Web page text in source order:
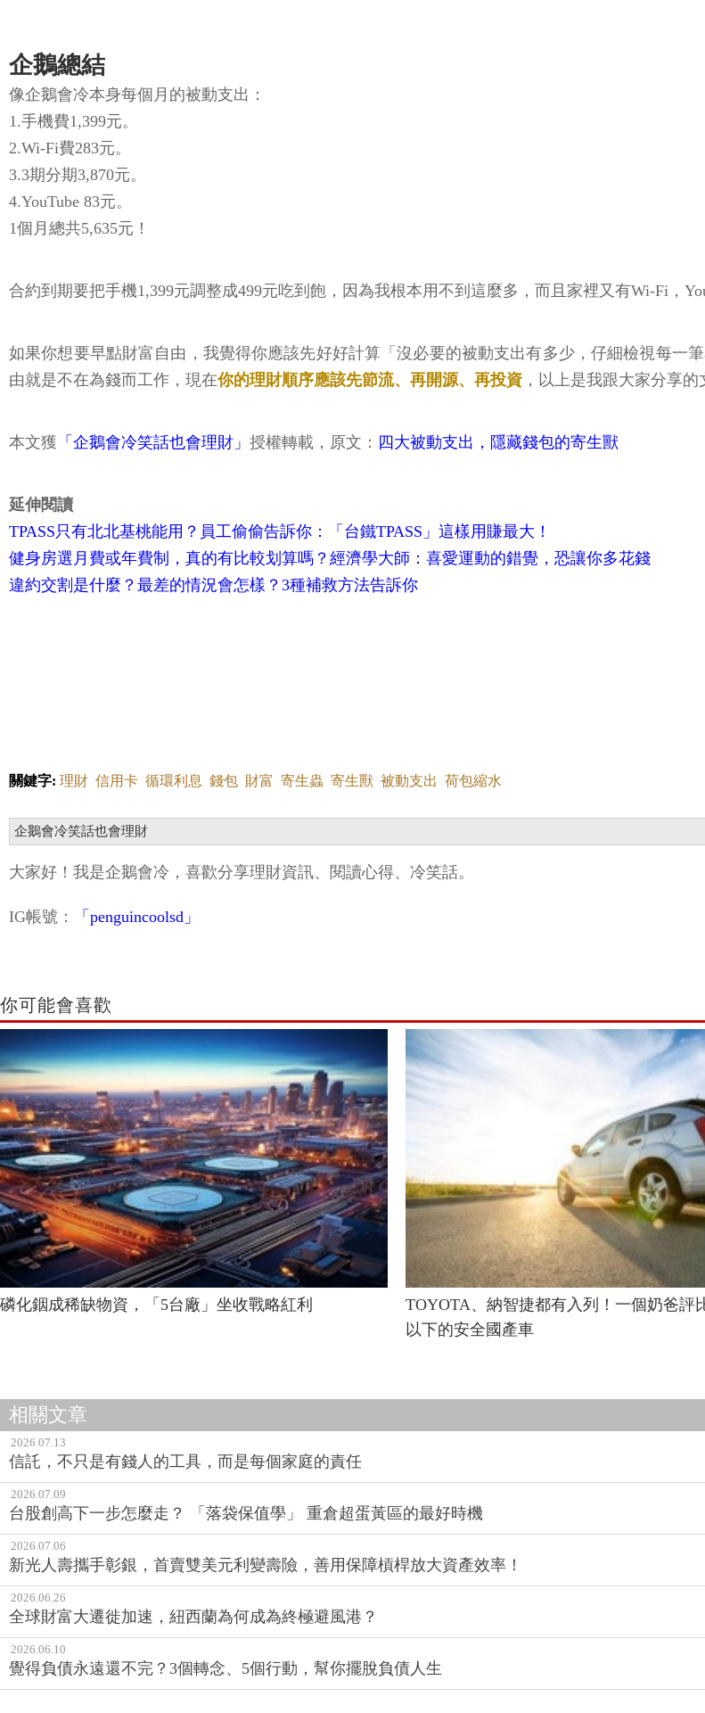
企鵝總結
像企鵝會冷本身每個月的被動支出：
1.手機費1,399元。
2.Wi-Fi費283元。
3.3期分期3,870元。
4.YouTube 83元。
1個月總共5,635元！
合約到期要把手機1,399元調整成499元吃到飽，因為我根本用不到這麼多，而且家裡又有Wi-Fi，
如果你想要早點財富自由，我覺得你應該先好好計算「沒必要的被動支出有多少，仔細檢視每一
由就是不在為錢而工作，現在你的理財順序應該先節流、再開源、再投資 ，以上是我跟大家分享
本文獲 「企鵝會冷笑話也會理財」 授權轉載，原文： 四大被動支出，隱藏錢包的寄生獸
延伸閱讀
TPASS只有北北基桃能用？員工偷偷告訴你：「台鐵TPASS」這樣用賺最大！
健身房選月費或年費制，真的有比較划算嗎？經濟學大師：喜愛運動的錯覺，恐讓你多花錢
違約交割是什麼？最差的情況會怎樣？3種補救方法告訴你
關鍵字: 理財 信用卡 循環利息 錢包 財富 寄生蟲 寄生獸 被動支出 荷包縮水
企鵝會冷笑話也會理財
大家好！我是企鵝會冷，喜歡分享理財資訊、閱讀心得、冷笑話。
IG帳號： 「penguincoolsd」
你可能會喜歡
磷化銦成稀缺物資，「5台廠」坐收戰略紅利
TOYOTA、納智捷都有入列！一個奶爸評
以下的安全國產車
相關文章
2026.07.13
信託，不只是有錢人的工具，而是每個家庭的責任
2026.07.09
台股創高下一步怎麼走？ 「落袋保值學」 重倉超蛋黃區的最好時機
2026.07.06
新光人壽攜手彰銀，首賣雙美元利變壽險，善用保障槓桿放大資產效率！
2026.06.26
全球財富大遷徙加速，紐西蘭為何成為終極避風港？
2026.06.10
覺得負債永遠還不完？3個轉念、5個行動，幫你擺脫負債人生